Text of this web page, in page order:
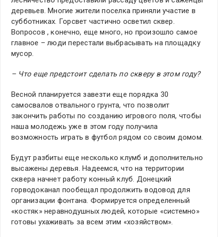
деревьев. Многие жители поселка приняли участие в
субботниках. Горсвет частично осветил сквер.
Вопросов , конечно, еще много, но произошло самое
главное – люди перестали выбрасывать на площадку
мусор.
– Что еще предстоит сделать по скверу в этом году?
Весной планируется завезти еще порядка 30
самосвалов отвального грунта, что позволит
закончить работы по созданию игрового поля, чтобы
наша молодежь уже в этом году получила
возможность играть в футбол рядом со своим домом.
Будут разбиты еще несколько клумб и дополнительно
высажены деревья. Надеемся, что на территории
сквера начнет работу конный клуб. Донецкий
горводоканал пообещал продолжить водовод для
организации фонтана. Формируется определенный
«костяк» неравнодушных людей, которые «системно»
готовы ухаживать за всем этим «хозяйством».